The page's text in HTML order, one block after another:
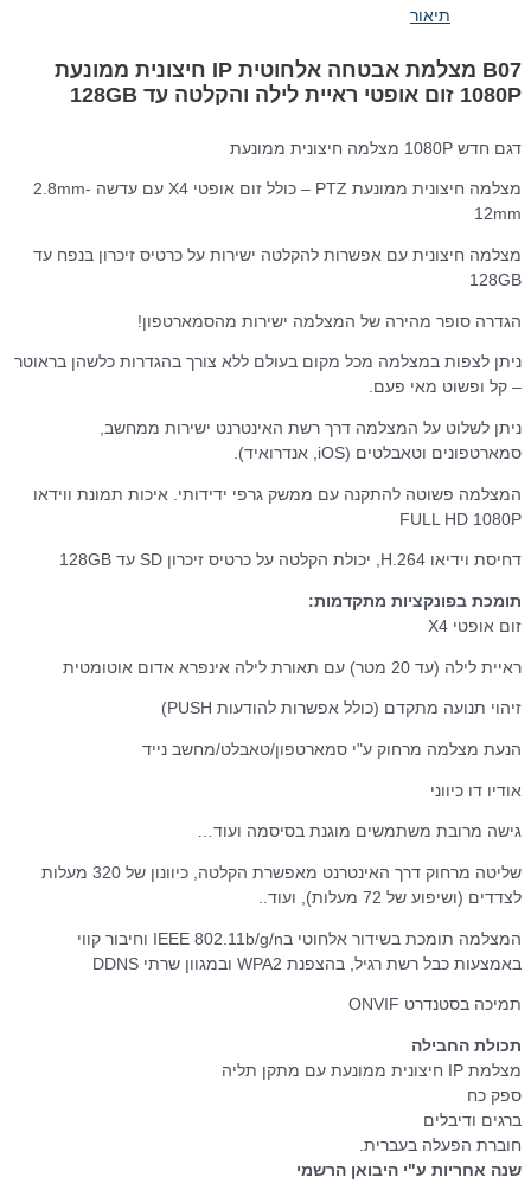
תיאור
B07 מצלמת אבטחה אלחוטית IP חיצונית ממונעת
1080P זום אופטי ראיית לילה והקלטה עד 128GB
דגם חדש 1080P מצלמה חיצונית ממונעת
מצלמה חיצונית ממונעת PTZ – כולל זום אופטי X4 עם עדשה 2.8mm-
12mm
מצלמה חיצונית עם אפשרות להקלטה ישירות על כרטיס זיכרון בנפח עד
128GB
הגדרה סופר מהירה של המצלמה ישירות מהסמארטפון!
ניתן לצפות במצלמה מכל מקום בעולם ללא צורך בהגדרות כלשהן בראוטר
– קל ופשוט מאי פעם.
ניתן לשלוט על המצלמה דרך רשת האינטרנט ישירות ממחשב,
סמארטפונים וטאבלטים (iOS, אנדרואיד).
המצלמה פשוטה להתקנה עם ממשק גרפי ידידותי. איכות תמונת ווידאו
FULL HD 1080P
דחיסת וידיאו H.264, יכולת הקלטה על כרטיס זיכרון SD עד 128GB
תומכת בפונקציות מתקדמות:
זום אופטי X4
ראיית לילה (עד 20 מטר) עם תאורת לילה אינפרא אדום אוטומטית
זיהוי תנועה מתקדם (כולל אפשרות להודעות PUSH)
הנעת מצלמה מרחוק ע"י סמארטפון/טאבלט/מחשב נייד
אודיו דו כיווני
גישה מרובת משתמשים מוגנת בסיסמה ועוד…
שליטה מרחוק דרך האינטרנט מאפשרת הקלטה, כיוונון של 320 מעלות
לצדדים (ושיפוע של 72 מעלות), ועוד..
המצלמה תומכת בשידור אלחוטי בIEEE 802.11b/g/n וחיבור קווי
באמצעות כבל רשת רגיל, בהצפנת WPA2 ובמגוון שרתי DDNS
תמיכה בסטנדרט ONVIF
תכולת החבילה
מצלמת IP חיצונית ממונעת עם מתקן תליה
ספק כח
ברגים ודיבלים
חוברת הפעלה בעברית.
שנה אחריות ע"י היבואן הרשמי